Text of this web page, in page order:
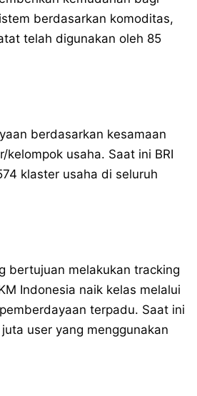
berdasarkan komoditas,
telah digunakan oleh 85
berdasarkan kesamaan
kelompok usaha. Saat ini BRI
klaster usaha di seluruh
bertujuan melakukan tracking
Indonesia naik kelas melalui
terpadu. Saat ini
user yang menggunakan